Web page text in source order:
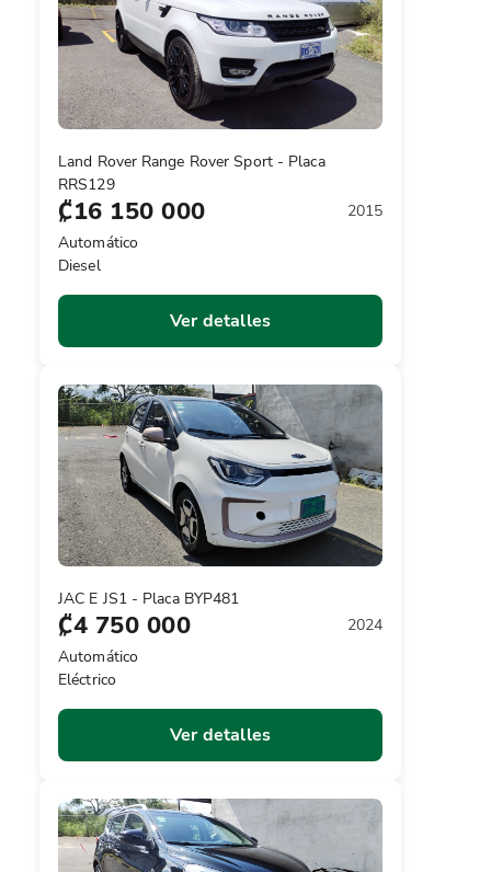
Land Rover Range Rover Sport - Placa
RRS129
₡16 150 000
2015
Automático
Diesel
Ver detalles
JAC E JS1 - Placa BYP481
₡4 750 000
2024
Automático
Eléctrico
Ver detalles